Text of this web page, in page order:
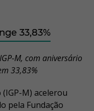
33,83%
M, com aniversário
33,83%
M) acelerou
pela Fundação